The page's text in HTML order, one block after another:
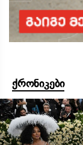
ქრონიკები